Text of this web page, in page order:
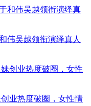
伟吴越领衔演绎真人
业热度破圈，女性情